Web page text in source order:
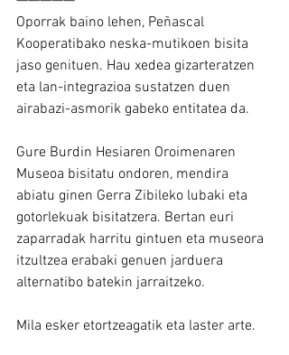
Oporrak baino lehen, Peñascal
Kooperatibako neska-mutikoen bisita
jaso genituen. Hau xedea gizarteratzen
eta lan-integrazioa sustatzen duen
airabazi-asmorik gabeko entitatea da.
Gure Burdin Hesiaren Oroimenaren
Museoa bisitatu ondoren, mendira
abiatu ginen Gerra Zibileko lubaki eta
gotorlekuak bisitatzera. Bertan euri
zaparradak harritu gintuen eta museora
itzultzea erabaki genuen jarduera
alternatibo batekin jarraitzeko.
Mila esker etortzeagatik eta laster arte.